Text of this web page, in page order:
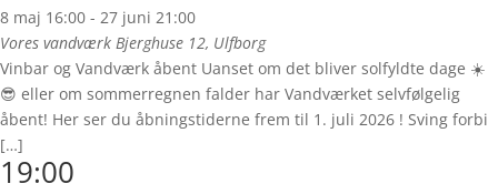
8 maj 16:00 - 27 juni 21:00
Vores vandværk Bjerghuse 12, Ulfborg
Vinbar og Vandværk åbent Uanset om det bliver solfyldte dage ☀️
😎 eller om sommerregnen falder har Vandværket selvfølgelig
åbent! Her ser du åbningstiderne frem til 1. juli 2026 ! Sving forbi
[…]
19:00